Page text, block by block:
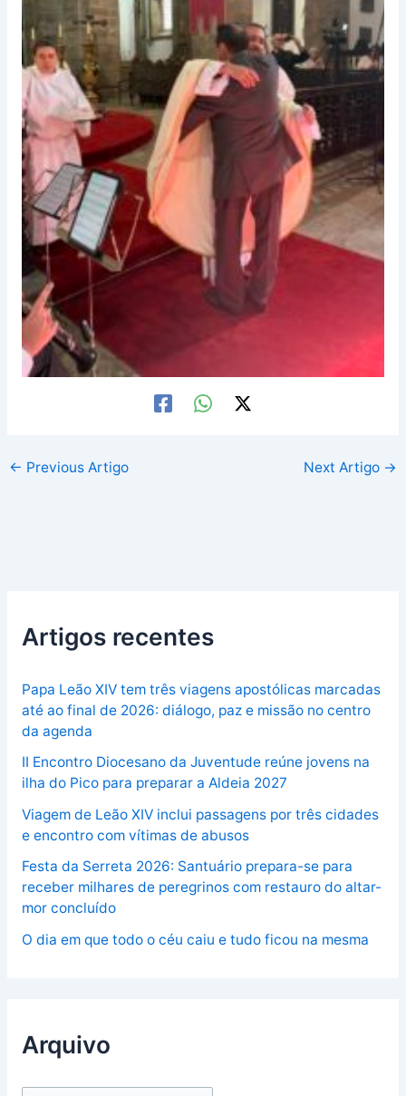
← Previous Artigo Next Artigo →
Artigos recentes
Papa Leão XIV tem três viagens apostólicas marcadas
até ao final de 2026: diálogo, paz e missão no centro
da agenda
II Encontro Diocesano da Juventude reúne jovens na
ilha do Pico para preparar a Aldeia 2027
Viagem de Leão XIV inclui passagens por três cidades
e encontro com vítimas de abusos
Festa da Serreta 2026: Santuário prepara-se para
receber milhares de peregrinos com restauro do altar-
mor concluído
O dia em que todo o céu caiu e tudo ficou na mesma
Arquivo